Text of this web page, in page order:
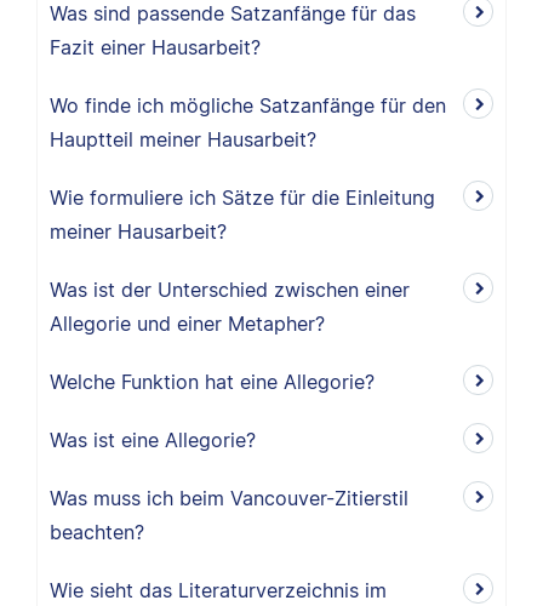
Was sind passende Satzanfänge für das
Fazit einer Hausarbeit?
Wo finde ich mögliche Satzanfänge für den
Hauptteil meiner Hausarbeit?
Wie formuliere ich Sätze für die Einleitung
meiner Hausarbeit?
Was ist der Unterschied zwischen einer
Allegorie und einer Metapher?
Welche Funktion hat eine Allegorie?
Was ist eine Allegorie?
Was muss ich beim Vancouver-Zitierstil
beachten?
Wie sieht das Literaturverzeichnis im